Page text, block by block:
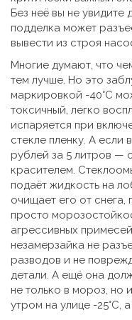
Без неё вы не увидите
подделка может
вывести из строя
Многие думают, что
тем лучше. Но это
маркировкой -40°C
токсичный, легко
испаряется при
стекле пленку. А если
рублей за 5 литров —
красителем.
подаёт жидкость на
очищает его от снега,
просто
агрессивных
незамерзайка не
разводов и не
детали. А ещё она
не только в мороз, но
утром на улице -25°C,